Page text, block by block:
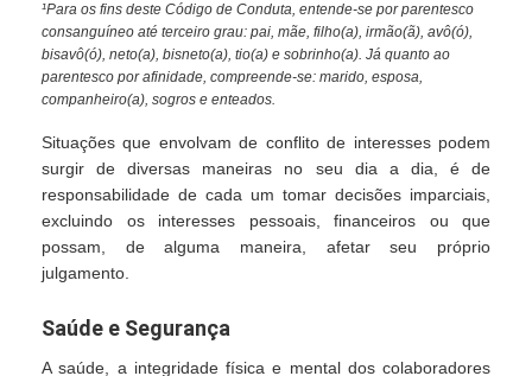
¹Para os fins deste Código de Conduta, entende-se por parentesco
consanguíneo até terceiro grau: pai, mãe, filho(a), irmão(ã), avô(ó),
bisavô(ó), neto(a), bisneto(a), tio(a) e sobrinho(a). Já quanto ao
parentesco por afinidade, compreende-se: marido, esposa,
companheiro(a), sogros e enteados.
Situações que envolvam de conflito de interesses podem
surgir de diversas maneiras no seu dia a dia, é de
responsabilidade de cada um tomar decisões imparciais,
excluindo os interesses pessoais, financeiros ou que
possam, de alguma maneira, afetar seu próprio
julgamento.
Saúde e Segurança
A saúde, a integridade física e mental dos colaboradores